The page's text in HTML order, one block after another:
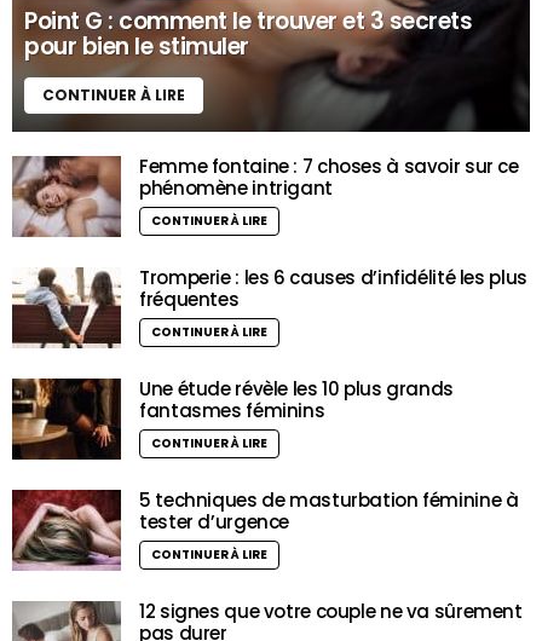
Point G : comment le trouver et 3 secrets
pour bien le stimuler
CONTINUER À LIRE
Femme fontaine : 7 choses à savoir sur ce
phénomène intrigant
CONTINUER À LIRE
Tromperie : les 6 causes d’infidélité les plus
fréquentes
CONTINUER À LIRE
Une étude révèle les 10 plus grands
fantasmes féminins
CONTINUER À LIRE
5 techniques de masturbation féminine à
tester d’urgence
CONTINUER À LIRE
12 signes que votre couple ne va sûrement
pas durer